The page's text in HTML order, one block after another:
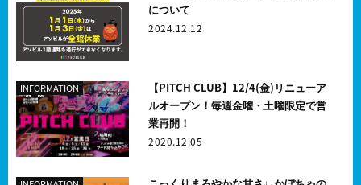
について
2024.12.12
INFORMATION
【PITCH CLUB】12/4(金)リニューア
ルオープン！毎週金曜・土曜限定で営
業再開！
2020.12.05